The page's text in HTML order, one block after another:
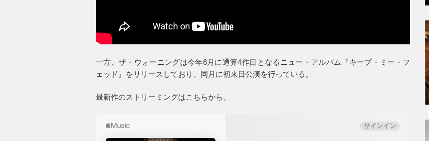
一方、ザ・ウォーニングは今年6月に通算4作目となるニュー・アルバム『キープ・ミー・フ
ェッド』をリリースしており、同月に初来日公演を行っている。
最新作のストリーミングはこちらから。